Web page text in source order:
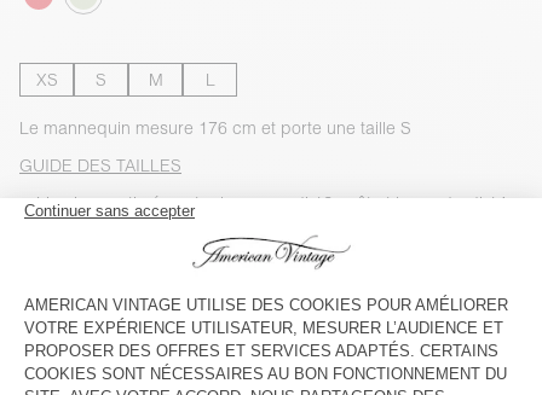
XS S M L
Le mannequin mesure 176 cm et porte une taille S
GUIDE DES TAILLES
Livraison estiméeentre le mercredi 12 août et le vendredi 14
AJOUTER AU PANIER
VOIR LA DISPONIBILITE EN MAGASIN